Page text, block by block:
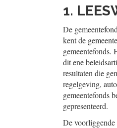
1.
De
kent de
gemeentefonds.
dit ene
resultaten die
regelgeving,
gemeentefonds
gepresenteerd.
De